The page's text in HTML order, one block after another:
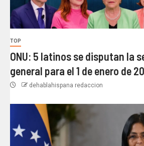
TOP
ONU: 5 latinos se disputan la
general para el 1 de enero de
dehablahispana redaccion